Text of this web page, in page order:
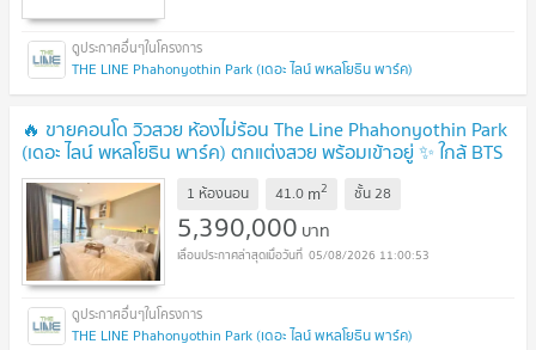
THE LINE Phahonyothin Park (เดอะ ไลน์ พหลโยธิน พาร์ค)
🔥 ขายคอนโด วิวสวย ห้องไม่ร้อน The Line Phahonyothin Park
(เดอะ ไลน์ พหลโยธิน พาร์ค) ตกแต่งสวย พร้อมเข้าอยู่ ✨ ใกล้ BTS
ห้าแยกลาดพร้าว เดินทางง่าย
1 ห้องนอน 41.0 m2 ชั้น28
5,390,000 บาท
05/08/2026 11:00:53
THE LINE Phahonyothin Park (เดอะ ไลน์ พหลโยธิน พาร์ค)